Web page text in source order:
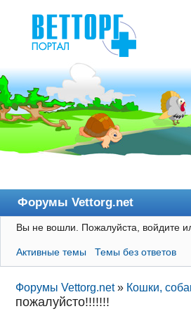
Форумы Vettorg.net
Главная
Пользователи
Правила
Поиск
Вы не вошли. Пожалуйста, войдите
Активные темы Темы без ответов
Форумы Vettorg.net » Кошки,
пожалуйсто!!!!!!!